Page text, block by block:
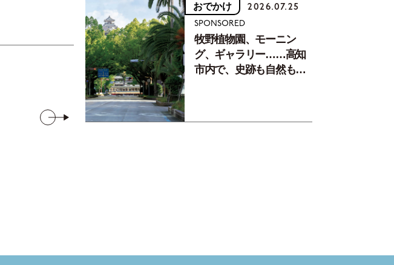
おでかけ 2026.07.25
SPONSORED
牧野植物園、モーニン
グ、ギャラリー……高知
市内で、史跡も自然もグ